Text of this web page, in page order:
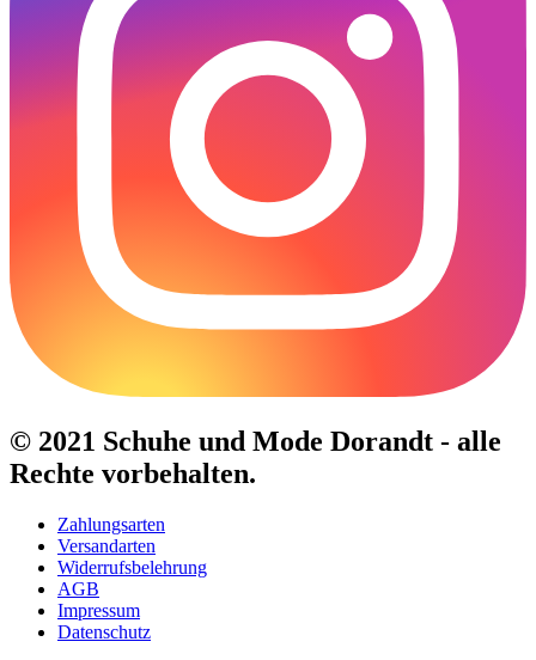
© 2021 Schuhe und Mode Dorandt - alle
Rechte vorbehalten.
Zahlungsarten
Versandarten
Widerrufsbelehrung
AGB
Impressum
Datenschutz